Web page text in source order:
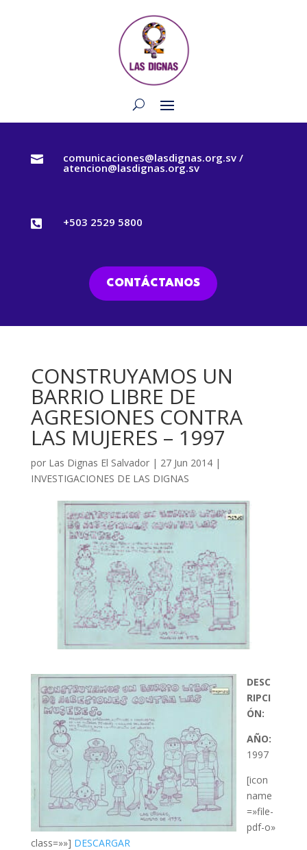
 comunicaciones@lasdignas.org.sv /
atencion@lasdignas.org.sv
 +503 2529 5800
CONTÁCTANOS
CONSTRUYAMOS UN
BARRIO LIBRE DE
AGRESIONES CONTRA
LAS MUJERES – 1997
por Las Dignas El Salvador| 27 Jun 2014|
INVESTIGACIONES DE LAS DIGNAS
DESC
RIPCI
ÓN:
AÑO:
1997
[icon
name
=»file-
pdf-o»
class=»»] DESCARGAR